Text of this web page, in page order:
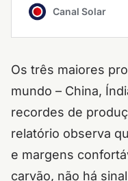
Os três maiores
mundo – China,
recordes de
relatório observa
e margens
carvão, não há